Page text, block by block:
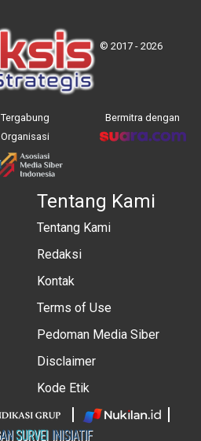
© 2017 - 2026
Tergabung
Organisasi
Bermitra dengan
Tentang Kami
Tentang Kami
Redaksi
Kontak
Terms of Use
Pedoman Media Siber
Disclaimer
Kode Etik